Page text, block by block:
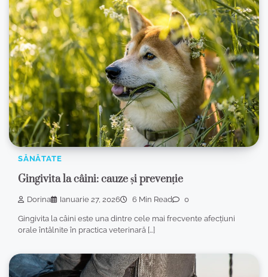
SĂNĂTATE
Gingivita la câini: cauze și prevenție
Dorina Ianuarie 27, 2026 6 Min Read 0
Gingivita la câini este una dintre cele mai frecvente afecțiuni
orale întâlnite în practica veterinară […]